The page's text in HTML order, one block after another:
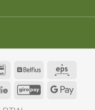
BancontactBelfius
Mollie GiroPay